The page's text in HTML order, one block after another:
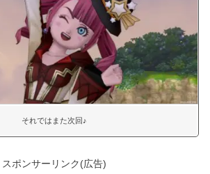
それではまた次回♪
スポンサーリンク(広告)